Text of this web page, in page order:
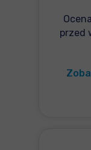
przed